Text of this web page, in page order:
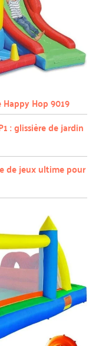
Hop 9019
: glissière de jardin
de jeux ultime pour